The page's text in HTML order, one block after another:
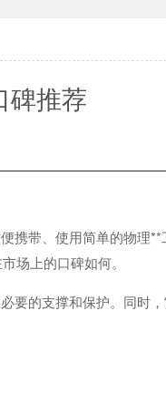
碑推荐
携带、使用简单的物理
场上的口碑如何。
要的支撑和保护。同时